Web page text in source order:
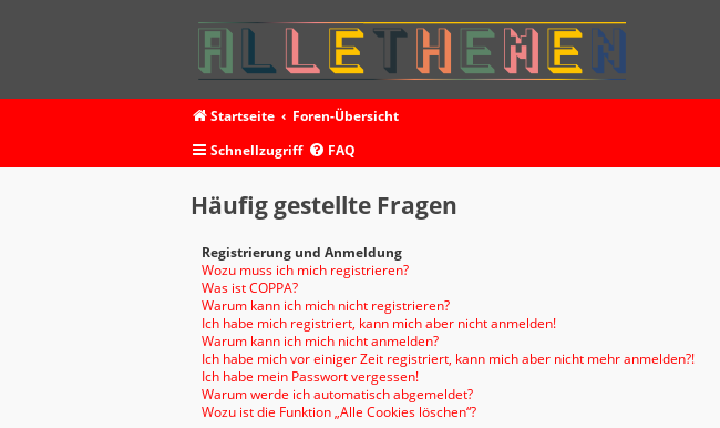
Startseite
Foren-Übersicht
Schnellzugriff
FAQ
Häufig gestellte Fragen
Registrierung und Anmeldung
Wozu muss ich mich registrieren?
Was ist COPPA?
Warum kann ich mich nicht registrieren?
Ich habe mich registriert, kann mich aber nicht anmelden!
Warum kann ich mich nicht anmelden?
Ich habe mich vor einiger Zeit registriert, kann mich aber nicht mehr anmelden?!
Ich habe mein Passwort vergessen!
Warum werde ich automatisch abgemeldet?
Wozu ist die Funktion „Alle Cookies löschen“?